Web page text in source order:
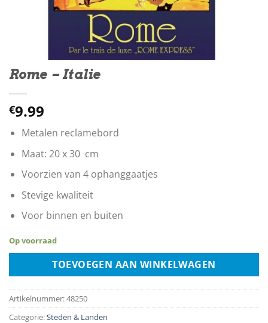
Rome – Italie
€9.99
Metalen reclamebord
Maat: 20 x 30 cm
Voorzien van 4 ophanggaatjes
Stevige kwaliteit
Voor binnen en buiten
Op voorraad
TOEVOEGEN AAN WINKELWAGEN
Artikelnummer:48250
Categorie:Steden & Landen